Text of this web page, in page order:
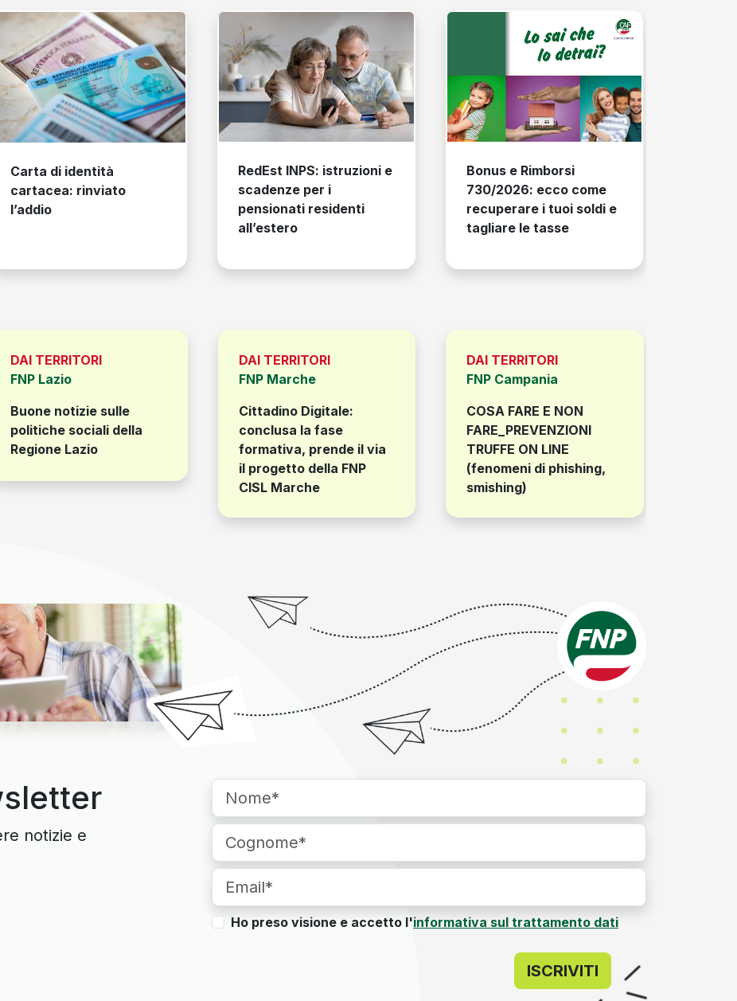
RedEst INPS: istruzioni e
scadenze per i
Bonus e Rimborsi
730/2026: ecco come
recuperare i tuoi soldi e
agosto 2026, le
informazioni utili
DAI TERRITORI
FNP Lazio
Buone notizie sulle
politiche sociali della
Regione Lazio
DAI TERRITORI
FNP Marche
Cittadino Digitale:
conclusa la fase
formativa, prende il via
il progetto della FNP
CISL Marche
DAI TERRITORI
FNP Campania
COSA FARE E NON
FARE_PREVENZIONI
TRUFFE ON LINE
(fenomeni di phishing,
smishing)
notizie e
Ho preso visione e accetto l'informativa sul trattamento dati
ISCRIVITI